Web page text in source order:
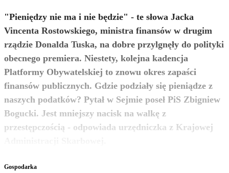
"Pieniędzy nie ma i nie będzie" - te słowa Jacka
Vincenta Rostowskiego, ministra finansów w drugim
rządzie Donalda Tuska, na dobre przylgnęły do polityki
obecnego premiera. Niestety, kolejna kadencja
Platformy Obywatelskiej to znowu okres zapaści
finansów publicznych. Gdzie podziały się pieniądze z
naszych podatków? Pytał w Sejmie poseł PiS Zbigniew
Bogucki. Jest mniejszy nacisk na walkę z
przestępczością - odpowiada urzędniczka z Krajowej
zobacz więcej
Gospodarka